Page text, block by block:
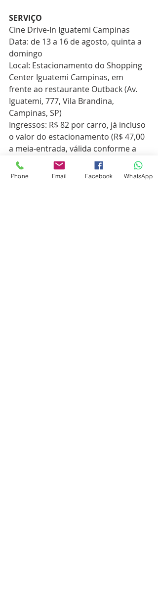
SERVIÇO
Cine Drive-In Iguatemi Campinas
Data: de 13 a 16 de agosto, quinta a
domingo
Local: Estacionamento do Shopping
Center Iguatemi Campinas, em
frente ao restaurante Outback (Av.
Iguatemi, 777, Vila Brandina,
Campinas, SP)
Ingressos: R$ 82 por carro, já incluso
o valor do estacionamento (R$ 47,00
a meia-entrada, válida conforme a
legislação)
Phone Email Facebook WhatsApp